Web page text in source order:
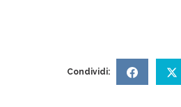
Condividi: